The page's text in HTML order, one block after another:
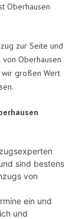
Oberhausen
zur Seite und
Oberhausen
großen Wert
sind bestens
von
ein und
und